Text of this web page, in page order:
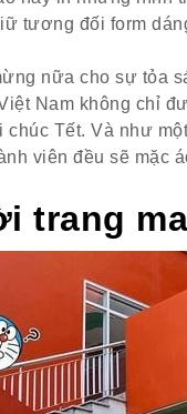
tương đối form
nữa cho sự tỏa
Nam không chỉ
Tết. Và như
viên đều sẽ mặc
trang